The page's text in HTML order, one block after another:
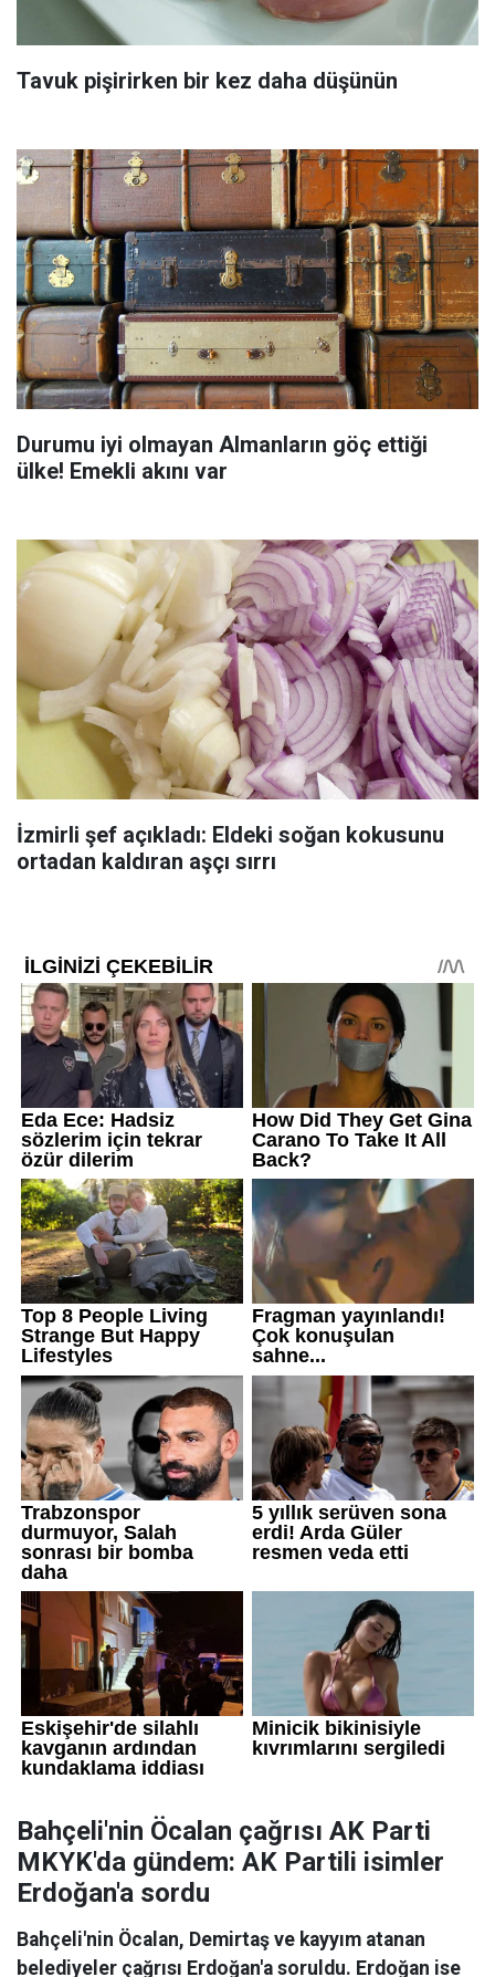
Tavuk pişirirken bir kez daha düşünün
Durumu iyi olmayan Almanların göç ettiği
ülke! Emekli akını var
İzmirli şef açıkladı: Eldeki soğan kokusunu
ortadan kaldıran aşçı sırrı
Bahçeli'nin Öcalan çağrısı AK Parti
MKYK'da gündem: AK Partili isimler
Erdoğan'a sordu
Bahçeli'nin Öcalan, Demirtaş ve kayyım atanan
belediyeler çağrısı Erdoğan'a soruldu. Erdoğan ise